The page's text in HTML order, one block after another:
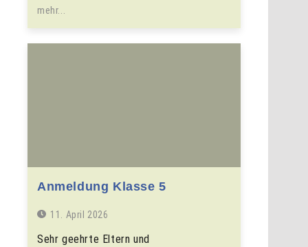
mehr...
Anmeldung Klasse 5
11. April 2026
Sehr geehrte Eltern und